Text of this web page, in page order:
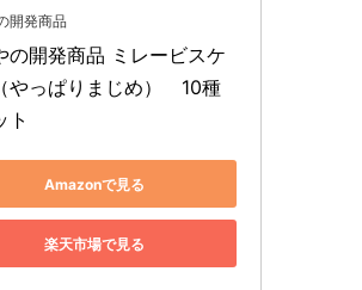
開発商品
の開発商品 ミレービスケ
やっぱりまじめ）　10種
ト
Amazonで見る
楽天市場で見る